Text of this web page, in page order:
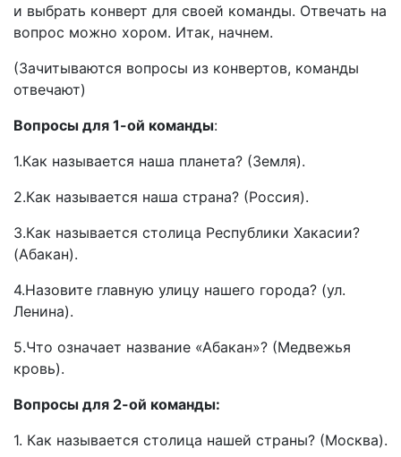
и выбрать конверт для своей команды. Отвечать на
вопрос можно хором. Итак, начнем.
(Зачитываются вопросы из конвертов, команды
отвечают)
Вопросы для 1-ой команды:
1.Как называется наша планета? (Земля).
2.Как называется наша страна? (Россия).
3.Как называется столица Республики Хакасии?
(Абакан).
4.Назовите главную улицу нашего города? (ул.
Ленина).
5.Что означает название «Абакан»? (Медвежья
кровь).
Вопросы для 2-ой команды:
1. Как называется столица нашей страны? (Москва).